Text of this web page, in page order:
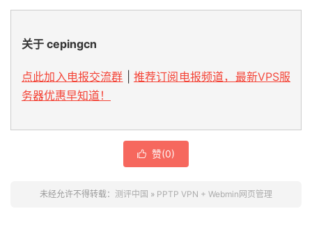
关于 cepingcn
点此加入电报交流群
推荐订阅电报频道，最新VPS服
务器优惠早知道！
 赞(0)
未经允许不得转载： 测评中国 » PPTP VPN + Webmin网页管理